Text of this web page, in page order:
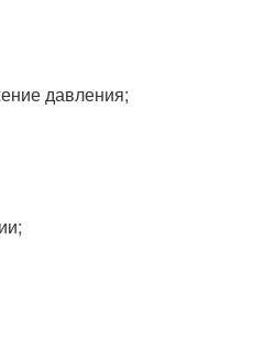
давления;